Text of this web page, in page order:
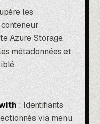
les
Azure Storage.
métadonnées et
: Identifiants
via menu